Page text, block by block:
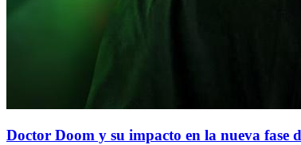
Doctor Doom y su impacto en la nueva fase